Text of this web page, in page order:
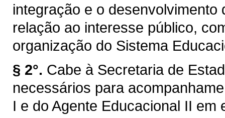
integração e o
relação ao interesse público,
organização do Sistema
§ 2°. Cabe à Secretaria de
necessários para
I e do Agente Educacional II em